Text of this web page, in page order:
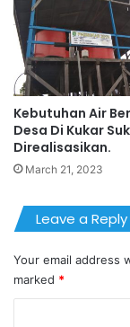
Kebutuhan Air
Desa Di Kukar
Direalisasikan.
March 21, 2023
Leave a Reply
Your email address
marked *